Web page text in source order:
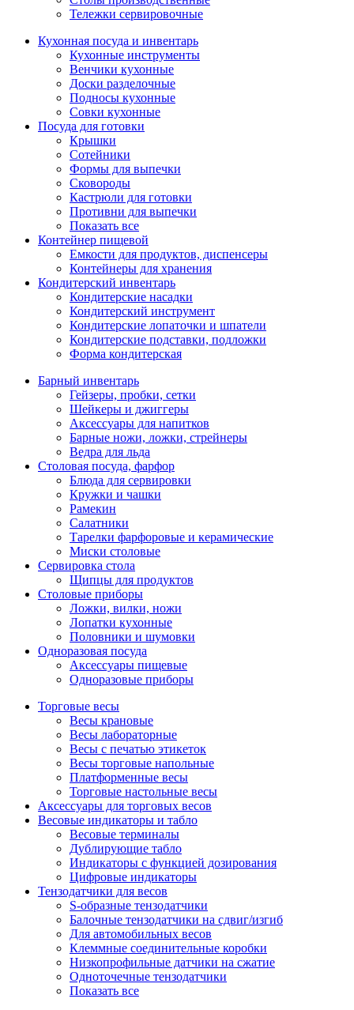
Тележки сервировочные
Кухонная посуда и инвентарь
Кухонные инструменты
Венчики кухонные
Доски разделочные
Подносы кухонные
Совки кухонные
Посуда для готовки
Крышки
Сотейники
Формы для выпечки
Сковороды
Кастрюли для готовки
Противни для выпечки
Показать все
Контейнер пищевой
Емкости для продуктов, диспенсеры
Контейнеры для хранения
Кондитерский инвентарь
Кондитерские насадки
Кондитерский инструмент
Кондитерские лопаточки и шпатели
Кондитерские подставки, подложки
Форма кондитерская
Барный инвентарь
Гейзеры, пробки, сетки
Шейкеры и джиггеры
Аксессуары для напитков
Барные ножи, ложки, стрейнеры
Ведра для льда
Столовая посуда, фарфор
Блюда для сервировки
Кружки и чашки
Рамекин
Салатники
Тарелки фарфоровые и керамические
Миски столовые
Сервировка стола
Щипцы для продуктов
Столовые приборы
Ложки, вилки, ножи
Лопатки кухонные
Половники и шумовки
Одноразовая посуда
Аксессуары пищевые
Одноразовые приборы
Торговые весы
Весы крановые
Весы лабораторные
Весы с печатью этикеток
Весы торговые напольные
Платформенные весы
Торговые настольные весы
Аксессуары для торговых весов
Весовые индикаторы и табло
Весовые терминалы
Дублирующие табло
Индикаторы с функцией дозирования
Цифровые индикаторы
Тензодатчики для весов
S-образные тензодатчики
Балочные тензодатчики на сдвиг/изгиб
Для автомобильных весов
Клеммные соединительные коробки
Низкопрофильные датчики на сжатие
Одноточечные тензодатчики
Показать все